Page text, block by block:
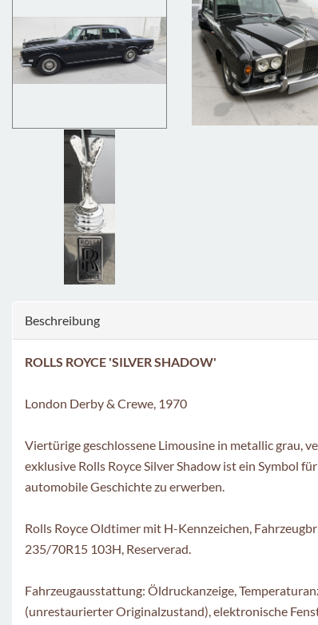
Beschreibung
ROLLS ROYCE 'SILVER SHADOW'
London Derby & Crewe, 1970
Viertürige geschlossene Limousine in metallic grau,
exklusive Rolls Royce Silver Shadow ist ein Symbol
automobile Geschichte zu erwerben.
Rolls Royce Oldtimer mit H-Kennzeichen,
235/70R15 103H, Reserverad.
Fahrzeugausstattung: Öldruckanzeige,
(unrestaurierter Originalzustand), elektronische